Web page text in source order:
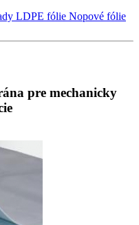
LDPE fólie Nopové fólie
pre mechanicky